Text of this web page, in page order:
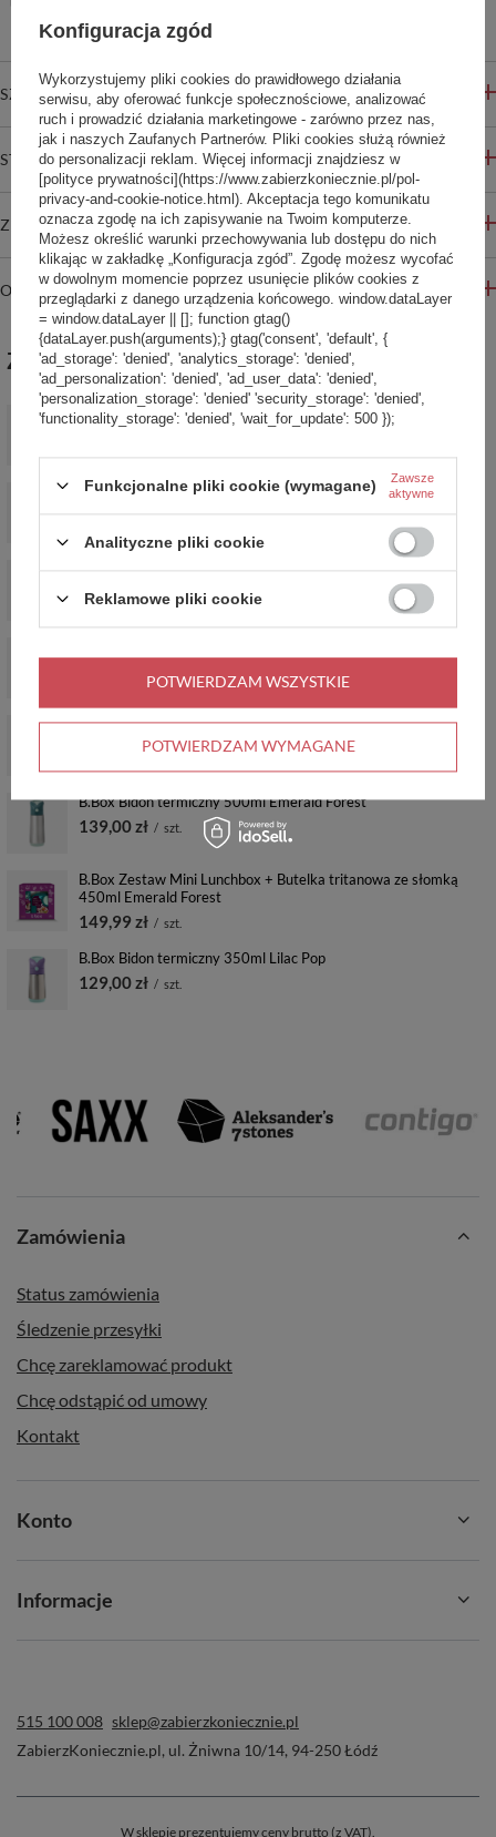
SZCZEGÓŁOWE INFORMACJE
STREFA REKOMENDACJI
ZADAJ PYTANIE
OPINIE
ZABIERZ JESZCZE :)
B.Box Bidon termiczny 500ml Strawberry Shake
B.Box Bidon termiczny 500ml Indigo Rose
149,00 zł / szt.
B.Box Butelka termiczna 690ml Spearmint
149,00 zł / szt.
B.Box Bidon termiczny 500ml Emerald Forest
139,00 zł / szt.
B.Box Zestaw Mini Lunchbox + Butelka tritanowa ze słomką
450ml Emerald Forest
149,99 zł / szt.
B.Box Bidon termiczny 350ml Lilac Pop
129,00 zł / szt.
Zamówienia
Status zamówienia
Śledzenie przesyłki
Chcę zareklamować produkt
Chcę odstąpić od umowy
Kontakt
Konto
Informacje
515 100 008 sklep@zabierzkoniecznie.pl
ZabierzKoniecznie.pl, ul. Żniwna 10/14, 94-250Łódź
W sklepie prezentujemy ceny brutto (z VAT).
Konfiguracja zgód
Wykorzystujemy pliki cookies do prawidłowego działania
serwisu, aby oferować funkcje społecznościowe, analizować
ruch i prowadzić działania marketingowe - zarówno przez nas,
jak i naszych Zaufanych Partnerów. Pliki cookies służą również
do personalizacji reklam. Więcej informacji znajdziesz w
[polityce prywatności](https://www.zabierzkoniecznie.pl/pol-
privacy-and-cookie-notice.html). Akceptacja tego komunikatu
oznacza zgodę na ich zapisywanie na Twoim komputerze.
Możesz określić warunki przechowywania lub dostępu do nich
klikając w zakładkę „Konfiguracja zgód”. Zgodę możesz wycofać
w dowolnym momencie poprzez usunięcie plików cookies z
przeglądarki z danego urządzenia końcowego. window.dataLayer
= window.dataLayer || []; function gtag()
{dataLayer.push(arguments);} gtag('consent', 'default', {
'ad_storage': 'denied', 'analytics_storage': 'denied',
'ad_personalization': 'denied', 'ad_user_data': 'denied',
'personalization_storage': 'denied' 'security_storage': 'denied',
'functionality_storage': 'denied', 'wait_for_update': 500 });
Funkcjonalne pliki cookie (wymagane)
Zawsze
aktywne
Analityczne pliki cookie
Reklamowe pliki cookie
POTWIERDZAM WYMAGANE
POTWIERDZAM WSZYSTKIE